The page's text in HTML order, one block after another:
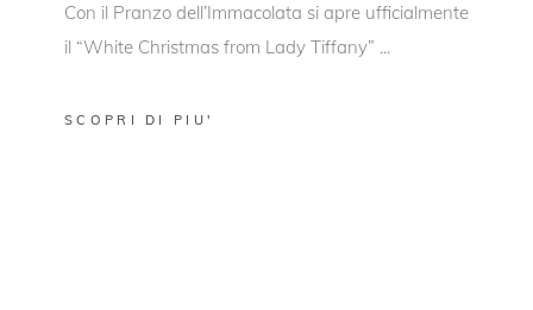
Con il Pranzo dell’Immacolata si apre ufficialmente
il “White Christmas from Lady Tiffany”
SCOPRI DI PIU'